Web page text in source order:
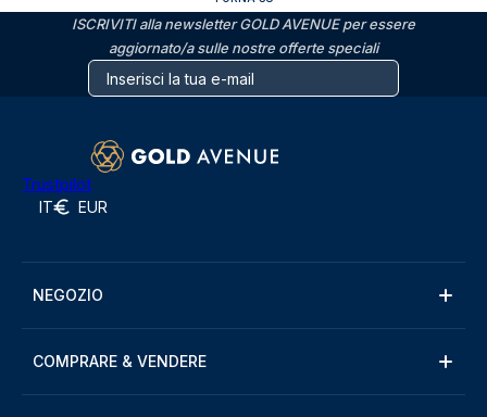
ISCRIVITI alla newsletter GOLD AVENUE per essere
aggiornato/a sulle nostre offerte speciali
Trustpilot
IT EUR
NEGOZIO
COMPRARE & VENDERE